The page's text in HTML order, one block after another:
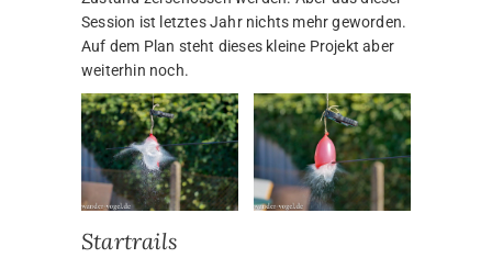
Session ist letztes Jahr nichts mehr geworden.
Auf dem Plan steht dieses kleine Projekt aber
weiterhin noch.
Startrails